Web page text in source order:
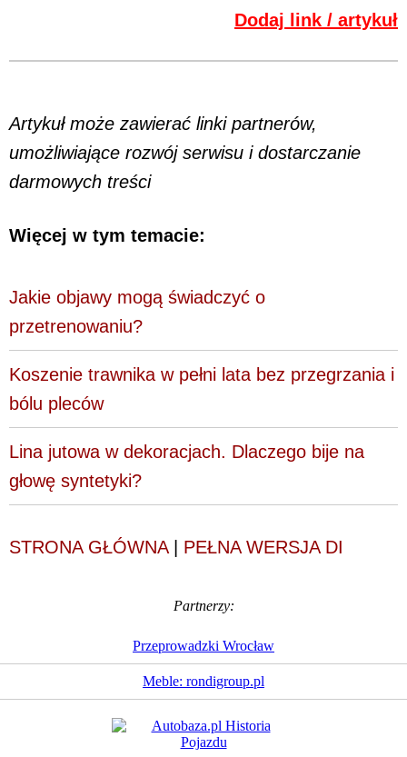
Dodaj link / artykuł
Artykuł może zawierać linki partnerów,
umożliwiające rozwój serwisu i dostarczanie
darmowych treści
Więcej w tym temacie:
Jakie objawy mogą świadczyć o
przetrenowaniu?
Koszenie trawnika w pełni lata bez przegrzania i
bólu pleców
Lina jutowa w dekoracjach. Dlaczego bije na
głowę syntetyki?
STRONA GŁÓWNA| PEŁNA WERSJA DI
Partnerzy:
Przeprowadzki Wrocław
Meble: rondigroup.pl